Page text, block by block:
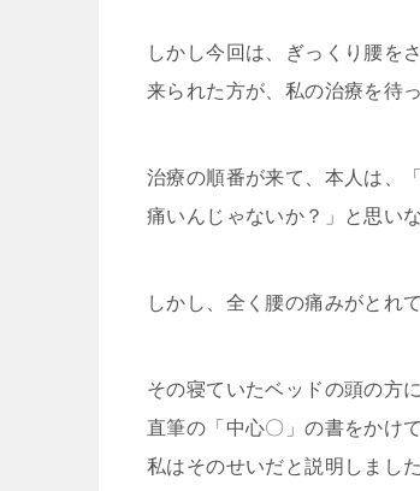
しかし今回は、ぎっくり腰を
来られた方が、私の治療を待
治療の順番が来て、本人は、
痛いんじゃないか？」と思い
しかし、全く腰の痛みがとれ
その寝ていたベッドの頭の方
直筆の「中心〇」の書をかけ
私はそのせいだと説明しました